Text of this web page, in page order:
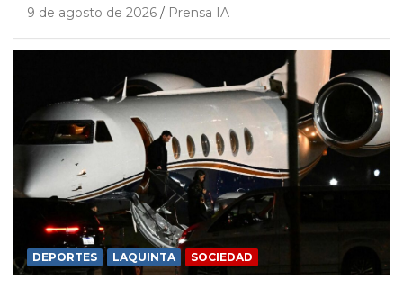
9 de agosto de 2026 Prensa IA
DEPORTES LAQUINTA SOCIEDAD